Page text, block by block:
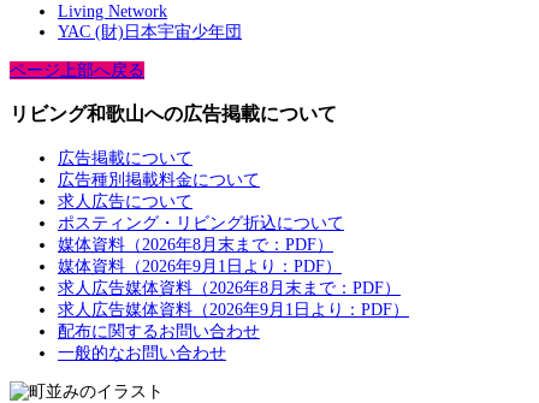
Living Network
YAC (財)日本宇宙少年団
ページ上部へ戻る
リビング和歌山への広告掲載について
広告掲載について
広告種別掲載料金について
求人広告について
ポスティング・リビング折込について
媒体資料（2026年8月末まで：PDF）
媒体資料（2026年9月1日より：PDF）
求人広告媒体資料（2026年8月末まで：PDF）
求人広告媒体資料（2026年9月1日より：PDF）
配布に関するお問い合わせ
一般的なお問い合わせ